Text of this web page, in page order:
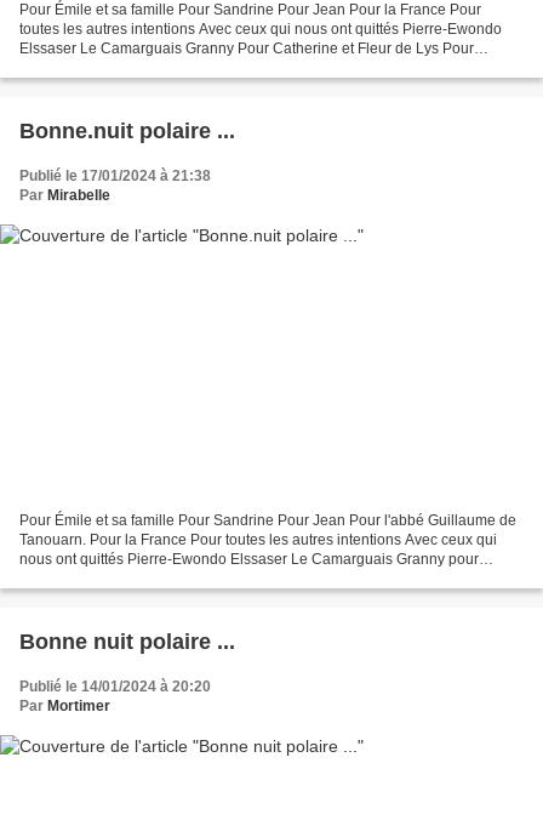
Pour Émile et sa famille Pour Sandrine Pour Jean Pour la France Pour
toutes les autres intentions Avec ceux qui nous ont quittés Pierre-Ewondo
Elssaser Le Camarguais Granny Pour Catherine et Fleur de Lys Pour
Bonne.nuit polaire ...
Publié le 17/01/2024 à 21:38
Par Mirabelle
Pour Émile et sa famille Pour Sandrine Pour Jean Pour l'abbé Guillaume de
Tanouarn. Pour la France Pour toutes les autres intentions Avec ceux qui
nous ont quittés Pierre-Ewondo Elssaser Le Camarguais Granny pour
Bonne nuit polaire ...
Publié le 14/01/2024 à 20:20
Par Mortimer